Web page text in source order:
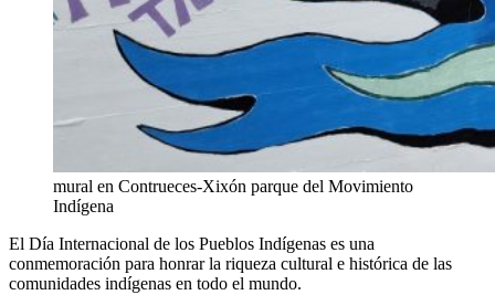
mural en Contrueces-Xixón parque del Movimiento
Indígena
El Día Internacional de los Pueblos Indígenas es una
conmemoración para honrar la riqueza cultural e histórica de las
comunidades indígenas en todo el mundo.